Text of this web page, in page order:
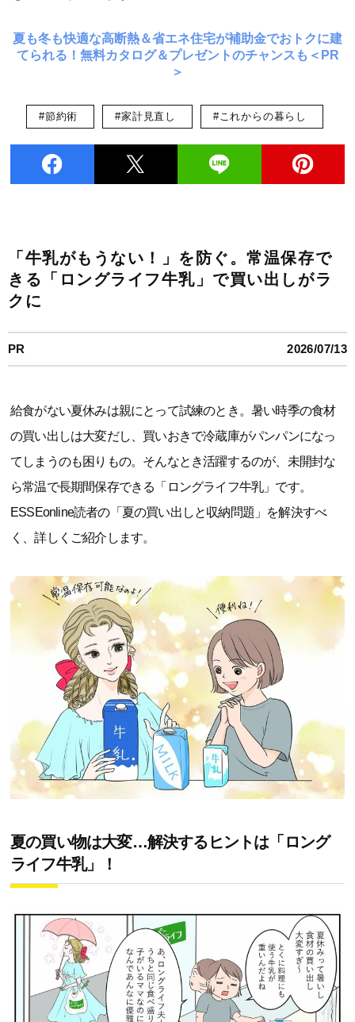
夏も冬も快適な高断熱＆省エネ住宅が補助金でおトクに建
てられる！無料カタログ＆プレゼントのチャンスも＜PR
＞
#節約術 #家計見直し #これからの暮らし
「牛乳がもうない！」を防ぐ。常温保存で
きる「ロングライフ牛乳」で買い出しがラ
クに
PR 2026/07/13
給食がない夏休みは親にとって試練のとき。暑い時季の食材
の買い出しは大変だし、買いおきで冷蔵庫がパンパンになっ
てしまうのも困りもの。そんなとき活躍するのが、未開封な
ら常温で長期間保存できる「ロングライフ牛乳」です。
ESSEonline読者の「夏の買い出しと収納問題」を解決すべ
く、詳しくご紹介します。
夏の買い物は大変…解決するヒントは「ロング
ライフ牛乳」！